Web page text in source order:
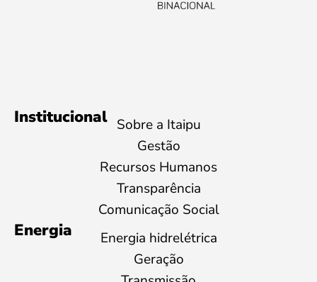
Institucional Sobre a Itaipu
Gestão
Recursos Humanos
Transparência
Comunicação Social
Energia
Energia hidrelétrica
Geração